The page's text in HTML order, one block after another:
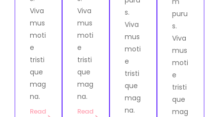
Viva
mus
moti
e
tristi
que
mag
na.
Read
Viva
mus
moti
e
tristi
que
mag
na.
Read
s.
Viva
mus
moti
e
tristi
que
mag
na.
puru
s.
Viva
mus
moti
e
tristi
que
mag